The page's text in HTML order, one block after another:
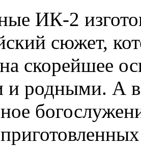
ИК-2
сюжет,
скорейшее
и родными. А